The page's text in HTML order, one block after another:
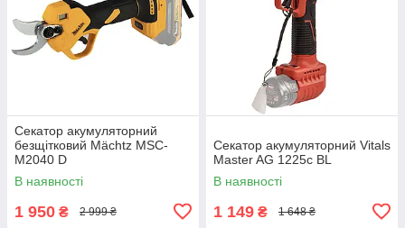
Секатор акумуляторний
безщітковий Mächtz MSC-
M2040 D
В наявності
1 950 ₴ 2 999 ₴
Секатор акумуляторний Vitals
Master AG 1225c BL
В наявності
1 149 ₴ 1 648 ₴